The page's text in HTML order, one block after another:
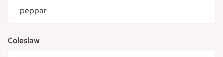
peppar
Coleslaw